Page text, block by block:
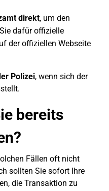
direkt, um den
dafür offizielle
der offiziellen Webseite
Polizei, wenn sich der
bereits
Fällen oft nicht
sollten Sie sofort Ihre
die Transaktion zu